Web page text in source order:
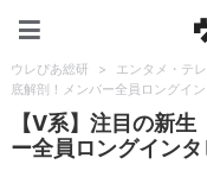
ウレぴあ総研 > エンタメ・テ
底解剖！メンバー全員ロングイ
【V系】注目の新
ー全員ロングイン